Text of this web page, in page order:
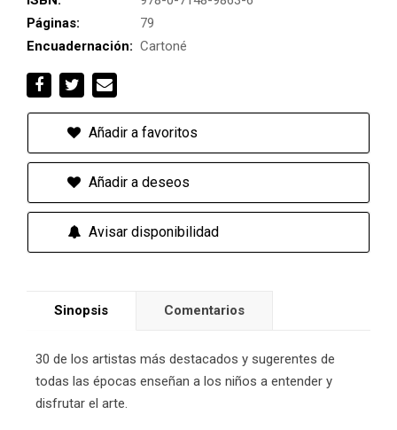
Páginas:
79
Encuadernación: Cartoné
Añadir a favoritos
Añadir a deseos
Avisar disponibilidad
Sinopsis Comentarios
30 de los artistas más destacados y sugerentes de
todas las épocas enseñan a los niños a entender y
disfrutar el arte.